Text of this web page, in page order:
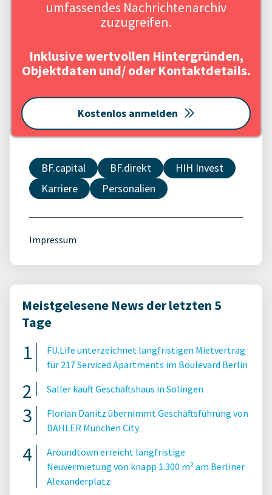
umfassendes Nachrichtenarchiv
zuzugreifen.
Inklusive wertvollen Hintergründen,
Objektdaten und/ oder Kontaktdetails.
Kostenlos anmelden
BF.capital BF.direkt
HIH Invest
Karriere
Personalien
Impressum
Meistgelesene News der letzten 5
Tage
FU.Life unterzeichnet langfristigen Mietvertrag
für 217 Serviced Apartments im Boulevard Berlin
Saller kauft Geschäftshaus in Solingen
Florian Danitz übernimmt Geschäftsführung von
DAHLER München City
Aroundtown erreicht langfristige
Neuvermietung von knapp 1.300 m² am Berliner
Alexanderplatz